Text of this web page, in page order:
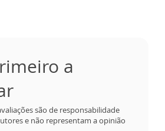
a
são de responsabilidade
e não representam a opinião